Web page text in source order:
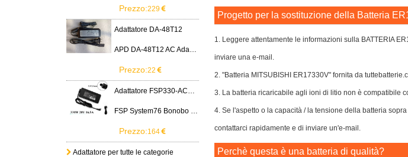
Progetto per la sostituzione della Batteria
1. Leggere attentamente le informazioni sulla BATTERIA
inviare una e-mail.
2. "Batteria MITSUBISHI ER17330V" fornita da
3. La batteria ricaricabile agli ioni di litio non è compatibile
4. Se l'aspetto o la capacità / la tensione della batteria
contattarci rapidamente e di inviare un'e-mail.
Perchè questa è una batteria di qualità?
Prezzo:229
Adattatore DA-48T12
APD DA-48T12 AC Adapter 12V 4A Power Supply Cord
Prezzo:22
Adattatore FSP330-ACAU3
FSP System76 Bonobo WS (bonw16)/Ultra 9/RTX5090
Prezzo:164
Adattatore per tutte le categorie